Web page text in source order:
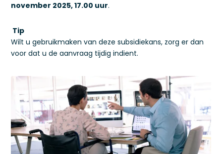
november 2025, 17.00 uur.
Tip
Wilt u gebruikmaken van deze subsidiekans, zorg er dan
voor dat u de aanvraag tijdig indient.